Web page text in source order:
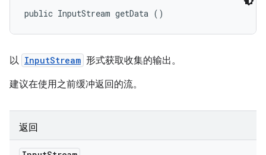
public InputStream getData ()
以 InputStream 形式获取收集的输出。
建议在使用之前缓冲返回的流。
返回